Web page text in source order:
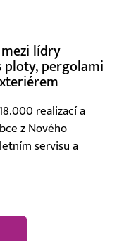
mezi lídry
ploty, pergolami
realizací a
z Nového
servisu a